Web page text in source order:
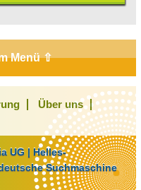
Menü ⇧
Über uns
UG | Helles-
Suchmaschine